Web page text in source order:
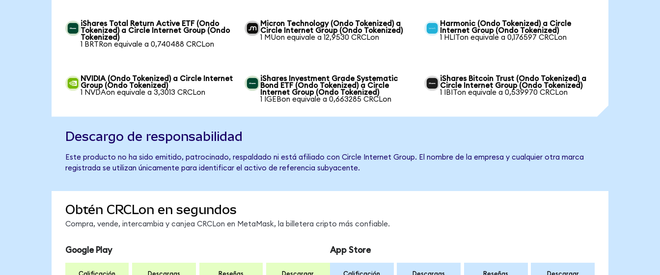
iShares Total Return Active ETF (Ondo
Tokenized) a Circle Internet Group (Ondo
Tokenized)
1 BRTRon equivale a 0,740488 CRCLon
Micron Technology (Ondo Tokenized) a
Circle Internet Group (Ondo Tokenized)
1 MUon equivale a 12,9530 CRCLon
Harmonic (Ondo Tokenized) a Circle
Internet Group (Ondo Tokenized)
1 HLITon equivale a 0,176597 CRCLon
NVIDIA (Ondo Tokenized) a Circle Internet
Group (Ondo Tokenized)
1 NVDAon equivale a 3,3013 CRCLon
iShares Investment Grade Systematic
Bond ETF (Ondo Tokenized) a Circle
Internet Group (Ondo Tokenized)
1 IGEBon equivale a 0,663285 CRCLon
iShares Bitcoin Trust (Ondo Tokenized) a
Circle Internet Group (Ondo Tokenized)
1 IBITon equivale a 0,539970 CRCLon
Descargo de responsabilidad
Este producto no ha sido emitido, patrocinado, respaldado ni está afiliado con Circle Internet Group. El nombre de la empresa y cualquier otra marca
registrada se utilizan únicamente para identificar el activo de referencia subyacente.
Obtén CRCLon en segundos
Compra, vende, intercambia y canjea CRCLon en MetaMask, la billetera cripto más confiable.
Google Play App Store